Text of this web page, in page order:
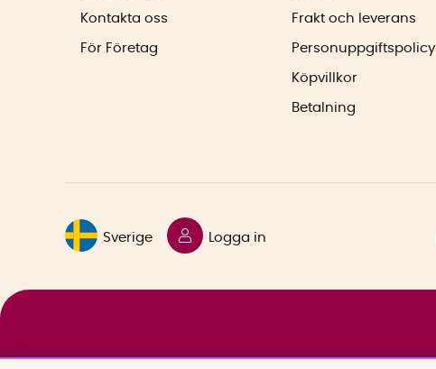
Kontakta oss
För Företag
Frakt och leverans
Personuppgiftspolicy
Köpvillkor
Betalning
Sverige Logga in